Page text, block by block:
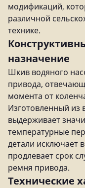
модификаций,
различной
технике.
назначение
Шкив водяного
привода,
момента от
Изготовленный из
выдерживает
температурные
детали исключает
продлевает срок
ремня привода.
Технические